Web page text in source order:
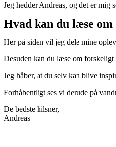
Jeg hedder Andreas, og det er mig
Hvad kan du læse om
Her på siden vil jeg dele mine
Desuden kan du læse om forskeligt
Jeg håber, at du selv kan blive
Forhåbentligt ses vi derude på
De bedste hilsner,
Andreas